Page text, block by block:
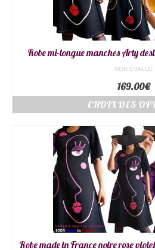
Robe mi-longue manches Arty
NON ÉVALUÉ
169.00€
CHOIX DES
Robe made in France noire rose